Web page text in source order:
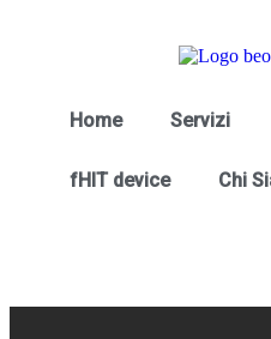
Home Servizi
fHIT device Chi